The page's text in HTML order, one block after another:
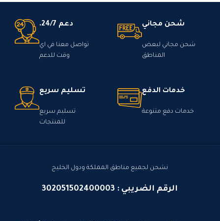
شحن مجاني
شحن مجاني لبعض
المناطق
دعم 24/7.
تواصل معنا في اي
وقت للدعم
خدمات الدفع
خدمات دفع متنوعة
تسليم سريع
تسليم سريع
للمنتجات
نشحن لجميع مناطق المملكة ودول الخليج
الرقم الضريبي : 302051502400003